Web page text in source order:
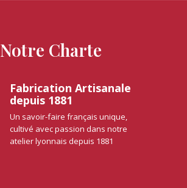
Notre Charte
Fabrication Artisanale
depuis 1881
Un savoir-faire français unique,
cultivé avec passion dans notre
atelier lyonnais depuis 1881